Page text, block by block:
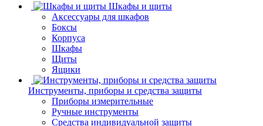
Шкафы и щиты
Аксессуары для шкафов
Боксы
Корпуса
Шкафы
Щиты
Ящики
Инструменты, приборы и средства защиты
Приборы измерительные
Ручные инструменты
Средства индивидуальной защиты